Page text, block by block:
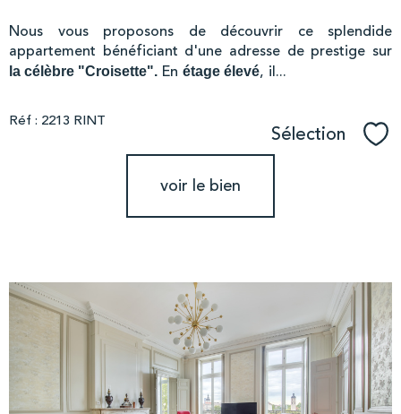
Nous vous proposons de découvrir ce splendide
appartement bénéficiant d'une adresse de prestige sur
la célèbre "Croisette". En étage élevé, il...
Réf : 2213 RINT Sélection
voir le bien